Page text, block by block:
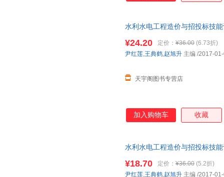
水利水电工程造价与招投标技
¥24.20 定价： ¥36.00 (6.73折)
天宇阁图书专营店
尹红莲,王典鹤,赵旭升 主编 /2017-
加入购物车 收藏
水利水电工程造价与招投标技
询：13284178503
¥18.70 定价： ¥36.00 (5.2折)
尹红莲,王典鹤,赵旭升 主编 /2017-